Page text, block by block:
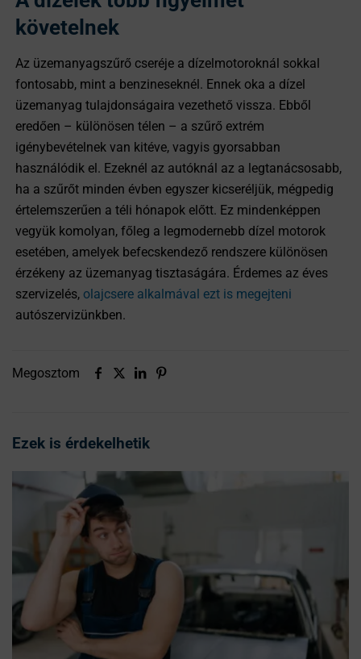
követelnek
Az üzemanyagszűrő cseréje a dízelmotoroknál sokkal
fontosabb, mint a benzineseknél. Ennek oka a dízel
üzemanyag tulajdonságaira vezethető vissza. Ebből
eredően – különösen télen – a szűrő extrém
igénybevételnek van kitéve, vagyis gyorsabban
használódik el. Ezeknél az autóknál az a legtanácsosabb,
ha a szűrőt minden évben egyszer kicseréljük, mégpedig
értelemszerűen a téli hónapok előtt. Ez mindenképpen
vegyük komolyan, főleg a legmodernebb dízel motorok
esetében, amelyek befecskendező rendszere különösen
érzékeny az üzemanyag tisztaságára. Érdemes az éves
szervizelés, olajcsere alkalmával ezt is megejteni
autószervizünkben.
Megosztom
Ezek is érdekelhetik